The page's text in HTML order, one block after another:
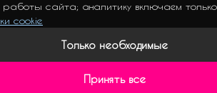
работы сайта; аналитику включаем
cookie
Только необходимые
Принять все